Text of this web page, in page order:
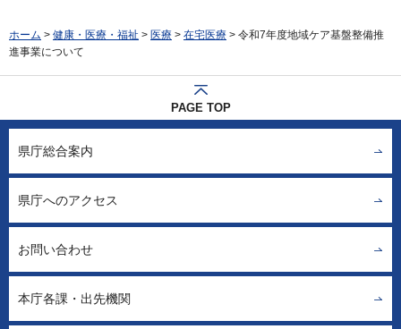
ホーム > 健康・医療・福祉 > 医療 > 在宅医療 > 令和7年度地域ケア基盤整備推
進事業について
PAGE TOP
県庁総合案内
県庁へのアクセス
お問い合わせ
本庁各課・出先機関